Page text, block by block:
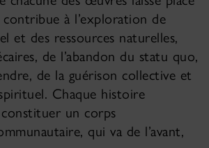
à l’exploration de
et des ressources naturelles,
de l’abandon du statu quo,
de la guérison collective et
Chaque histoire
un corps
qui va de l’avant,